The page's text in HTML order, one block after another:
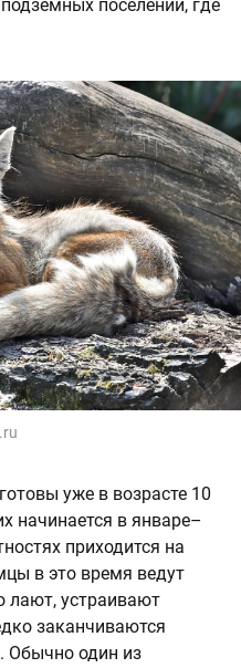
поселений, где
уже в возрасте 10
начинается в январе–
приходится на
в это время ведут
лают, устраивают
заканчиваются
Обычно один из